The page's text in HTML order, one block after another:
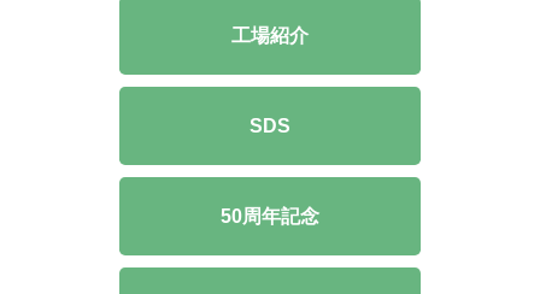
工場紹介
SDS
50周年記念